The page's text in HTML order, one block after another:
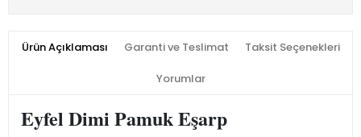
Ürün Açıklaması Garanti ve Teslimat Taksit Seçenekleri
Yorumlar
Eyfel Dimi Pamuk Eşarp